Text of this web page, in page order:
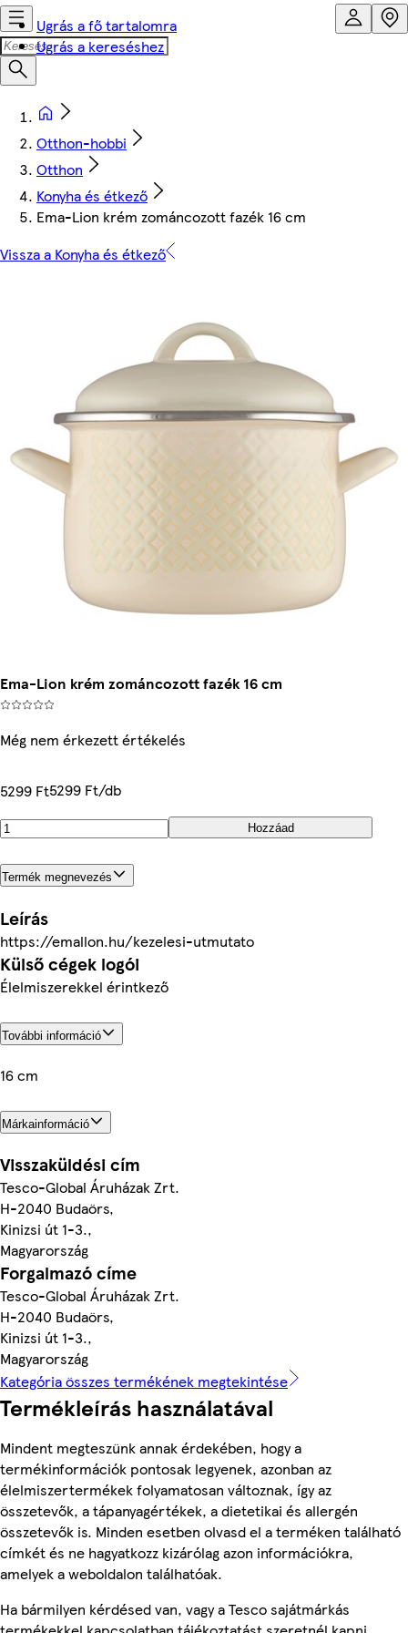
Ugrás a fő tartalomra
Ugrás a kereséshez
Otthon-hobbi
Otthon
Konyha és étkező
Ema-Lion krém zománcozott fazék 16 cm
Vissza a Konyha és étkező
Ema-Lion krém zománcozott fazék 16 cm
Még nem érkezett értékelés
5299 Ft5299 Ft/db
Hozzáad
Termék megnevezés
Leírás
https://emallon.hu/kezelesi-utmutato
Külső cégek logói
Élelmiszerekkel érintkező
További információ
16 cm
Márkainformáció
Visszaküldési cím
Tesco-Global Áruházak Zrt.
H-2040 Budaörs,
Kinizsi út 1-3.,
Magyarország
Forgalmazó címe
Tesco-Global Áruházak Zrt.
H-2040 Budaörs,
Kinizsi út 1-3.,
Magyarország
Kategória összes termékének megtekintése
Termékleírás használatával
Mindent megteszünk annak érdekében, hogy a
termékinformációk pontosak legyenek, azonban az
élelmiszertermékek folyamatosan változnak, így az
összetevők, a tápanyagértékek, a dietetikai és allergén
összetevők is. Minden esetben olvasd el a terméken található
címkét és ne hagyatkozz kizárólag azon információkra,
amelyek a weboldalon találhatóak.
Ha bármilyen kérdésed van, vagy a Tesco sajátmárkás